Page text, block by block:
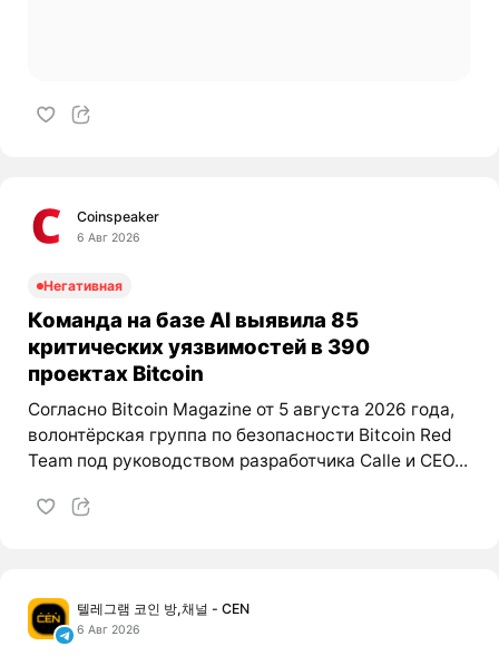
Coinspeaker
6 Авг 2026
Негативная
Команда на базе AI выявила 85
критических уязвимостей в 390
проектах Bitcoin
Согласно Bitcoin Magazine от 5 августа 2026 года,
волонтёрская группа по безопасности Bitcoin Red
Team под руководством разработчика Calle и CEO...
텔레그램 코인 방,채널 - CEN
6 Авг 2026